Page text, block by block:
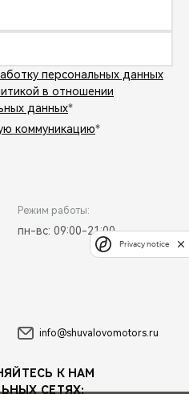
персональных данных
в отношении
данных*
коммуникацию*
Режим работы:
пн-вс: 09:00-21:00
info@shuvalovomotors.ru
К НАМ
СЕТЯХ:
Privacy notice